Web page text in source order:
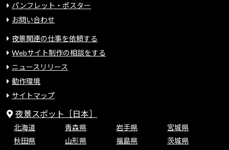
パンフレット・ポスター
お問い合わせ
夜景関連の仕事を依頼する
Webサイト制作の相談をする
ニュースリリース
動作環境
サイトマップ
夜景スポット［日本］
北海道 青森県 岩手県
宮城県
秋田県
山形県 福島県
茨城県